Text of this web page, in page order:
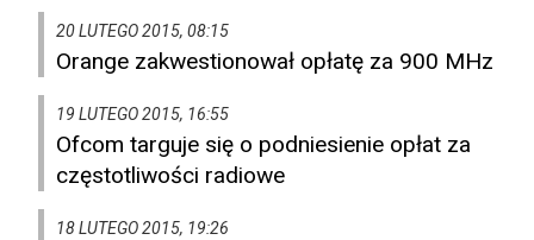
20 LUTEGO 2015, 08:15
Orange zakwestionował opłatę za 900 MHz
19 LUTEGO 2015, 16:55
Ofcom targuje się o podniesienie opłat za
częstotliwości radiowe
18 LUTEGO 2015, 19:26